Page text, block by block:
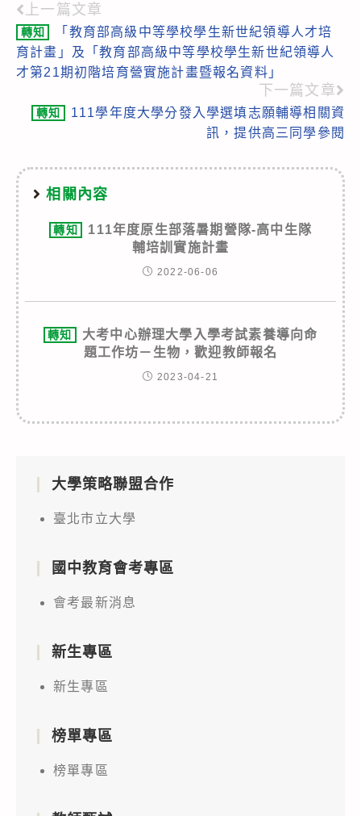
Read
more
articles
上一篇文章
轉知
「教育部高級中等學校學生新世紀領導人才培
育計畫」及「教育部高級中等學校學生新世紀領導人
才第21期初階培育營實施計畫暨報名資料」
下一篇文章
轉知
111學年度大學分發入學選填志願輔導相關資
訊，提供高三同學參閱
相關內容
轉知
111年度原生部落暑期營隊-高中生隊
輔培訓實施計畫
2022-06-06
轉知
大考中心辦理大學入學考試素養導向命
題工作坊－生物，歡迎教師報名
2023-04-21
大學策略聯盟合作
臺北市立大學
國中教育會考專區
會考最新消息
新生專區
新生專區
榜單專區
榜單專區